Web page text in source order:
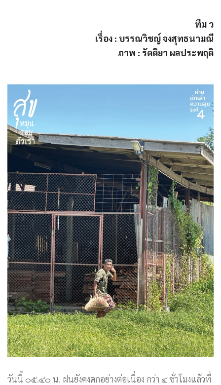
ทีม ว
เรื่อง : บรรณวิชญ์ จงสุทธนามณี
ภาพ : รัตติยา ผลประพฤติ
วันนี้ ๐๕.๔๐ น. ฝนยังคงตกอย่างต่อเนื่อง กว่า ๔ ชั่วโมงแล้วที่